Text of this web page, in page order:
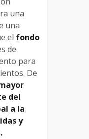
una
una
el fondo
de
para
De
del
a la
y